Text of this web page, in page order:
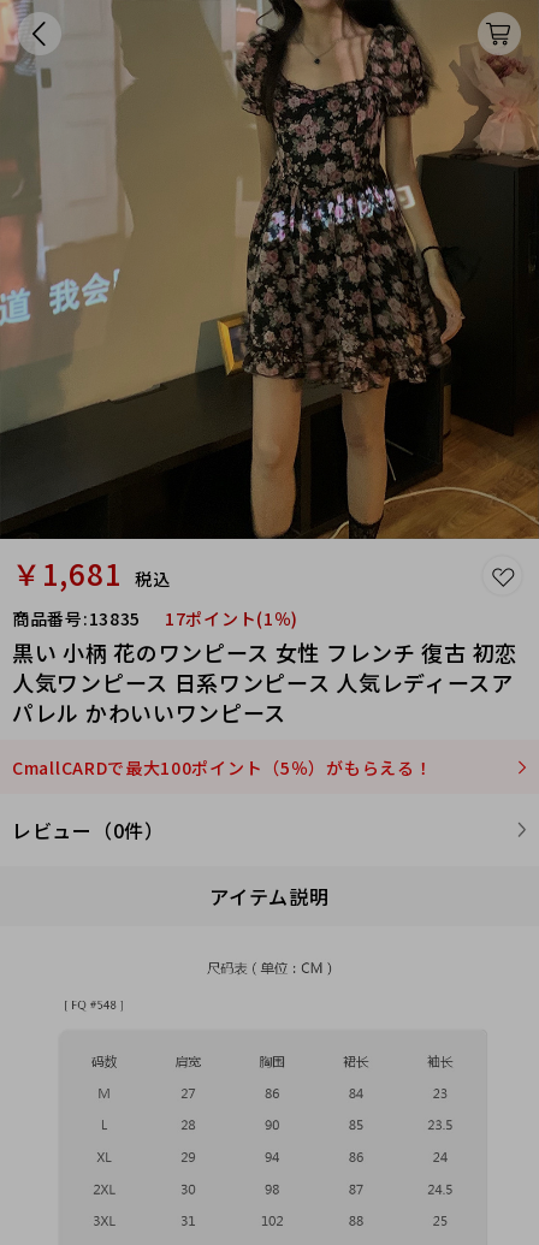
￥1,681
税込
商品番号:13835 17ポイント(1％)
黒い 小柄 花のワンピース 女性 フレンチ 復古 初恋
人気ワンピース 日系ワンピース 人気レディースア
パレル かわいいワンピース
CmallCARDで最大100ポイント（5％）がもらえる！
レビュー（0件）
アイテム説明